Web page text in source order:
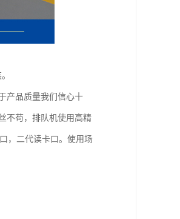
产品质量我们信心十
不苟，排队机使用高精
，二代读卡口。使用场